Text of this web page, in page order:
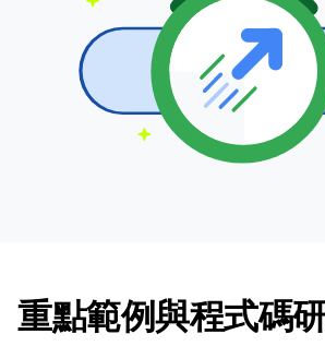
重點範例與程式碼